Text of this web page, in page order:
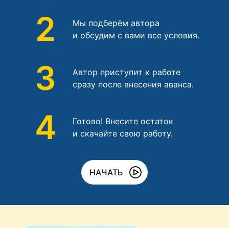
2
Мы подберём автора
и обсудим с вами все условия.
3
Автор приступит к работе
сразу после внесения аванса.
4
Готово! Внесите остаток
и скачайте свою работу.
НАЧАТЬ